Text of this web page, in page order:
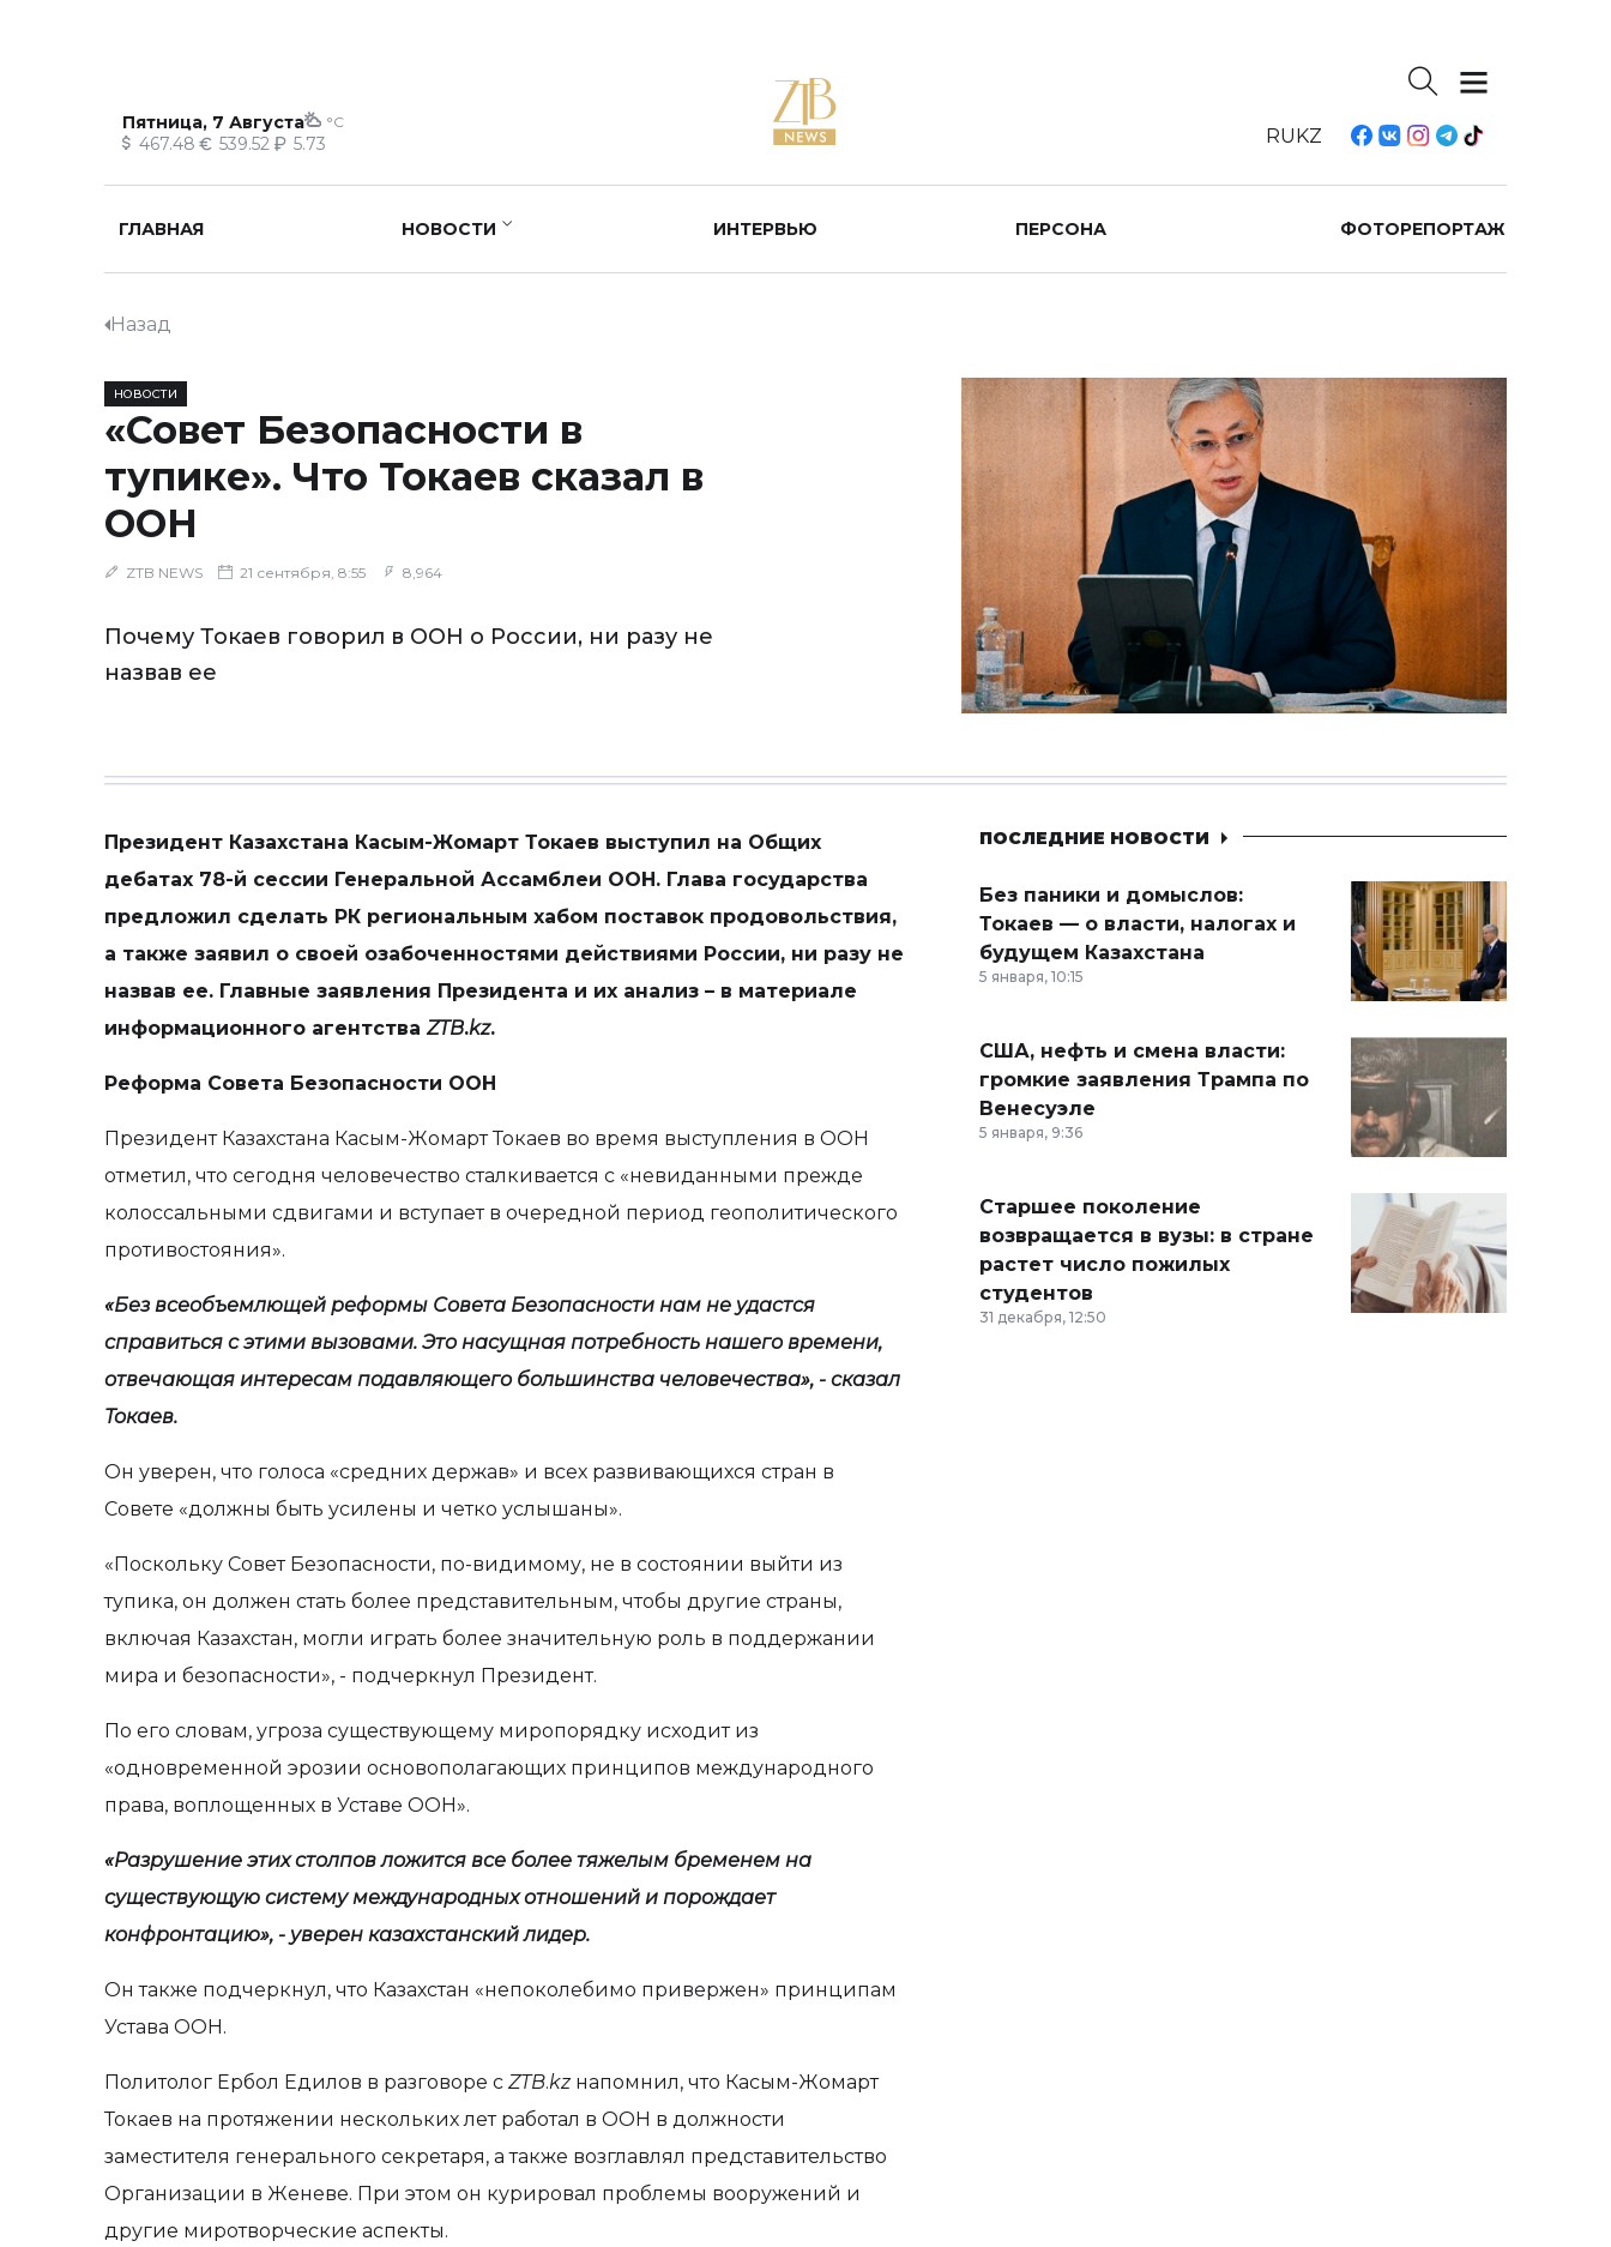
Пятница, 7 Августа °C
467.48 539.52 5.73 RUKZ
ГЛАВНАЯ НОВОСТИ ИНТЕРВЬЮ ПЕРСОНА ФОТОРЕПОРТАЖ
Назад
НОВОСТИ
«Совет Безопасности в
тупике». Что Токаев сказал в
ООН
ZTB NEWS 21 сентября, 8:55 8,964
Почему Токаев говорил в ООН о России, ни разу не
назвав ее
Президент Казахстана Касым-Жомарт Токаев выступил на Общих
дебатах 78-й сессии Генеральной Ассамблеи ООН. Глава государства
предложил сделать РК региональным хабом поставок продовольствия,
а также заявил о своей озабоченностями действиями России, ни разу не
назвав ее. Главные заявления Президента и их анализ – в материале
информационного агентстваZTB.kz.
Реформа Совета Безопасности ООН
Президент Казахстана Касым-Жомарт Токаев во время выступления в ООН
отметил, что сегодня человечество сталкивается с «невиданными прежде
колоссальными сдвигами и вступает в очередной период геополитического
противостояния».
«Без всеобъемлющей реформы Совета Безопасности нам не удастся
справиться с этими вызовами. Это насущная потребность нашего времени,
отвечающая интересам подавляющего большинства человечества», - сказал
Токаев.
Он уверен, что голоса «средних держав» и всех развивающихся стран в
Совете «должны быть усилены и четко услышаны».
«Поскольку Совет Безопасности, по-видимому, не в состоянии выйти из
тупика, он должен стать более представительным, чтобы другие страны,
включая Казахстан, могли играть более значительную роль в поддержании
мира и безопасности», - подчеркнул Президент.
По его словам, угроза существующему миропорядку исходит из
«одновременной эрозии основополагающих принципов международного
права, воплощенных в Уставе ООН».
«Разрушение этих столпов ложится все более тяжелым бременем на
существующую систему международных отношений и порождает
конфронтацию», - уверен казахстанский лидер.
Он также подчеркнул, что Казахстан «непоколебимо привержен» принципам
Устава ООН.
Политолог Ербол Едилов в разговоре с ZTB.kz напомнил, что Касым-Жомарт
Токаев на протяжении нескольких лет работал в ООН в должности
заместителя генерального секретаря, а также возглавлял представительство
Организации в Женеве. При этом он курировал проблемы вооружений и
другие миротворческие аспекты.
ПОСЛЕДНИЕ НОВОСТИ
Без паники и домыслов:
Токаев — о власти, налогах и
будущем Казахстана
5 января, 10:15
США, нефть и смена власти:
громкие заявления Трампа по
Венесуэле
5 января, 9:36
Старшее поколение
возвращается в вузы: в стране
растет число пожилых
студентов
31 декабря, 12:50